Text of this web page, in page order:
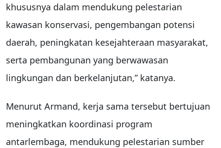
khususnya dalam mendukung pelestarian
kawasan konservasi, pengembangan potensi
daerah, peningkatan kesejahteraan masyarakat,
serta pembangunan yang berwawasan
lingkungan dan berkelanjutan,” katanya.
Menurut Armand, kerja sama tersebut bertujuan
meningkatkan koordinasi program
antarlembaga, mendukung pelestarian sumber